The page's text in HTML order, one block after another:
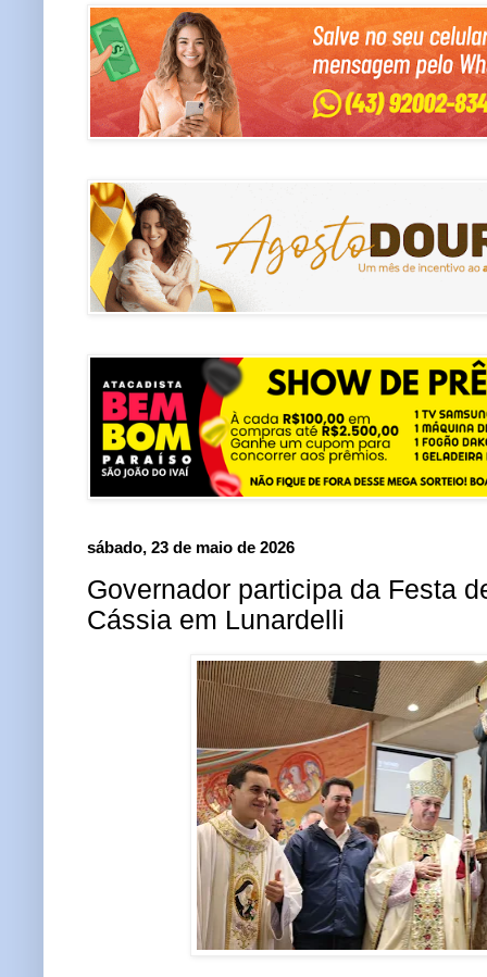
sábado, 23 de maio de 2026
Governador participa da Festa
Cássia em Lunardelli